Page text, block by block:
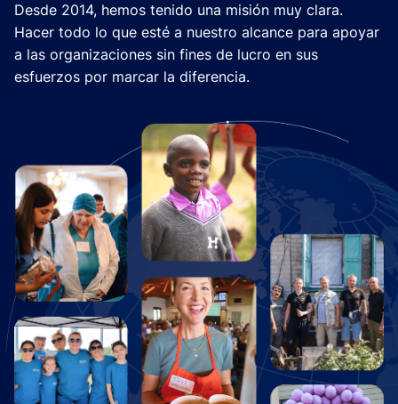
Desde 2014, hemos tenido una misión muy clara.
Hacer todo lo que esté a nuestro alcance para apoyar
a las organizaciones sin fines de lucro en sus
esfuerzos por marcar la diferencia.